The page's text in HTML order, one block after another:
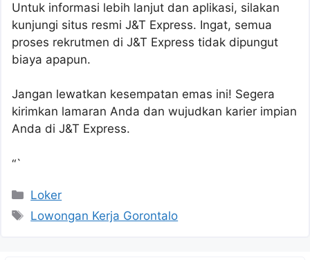
Untuk informasi lebih lanjut dan aplikasi, silakan
kunjungi situs resmi J&T Express. Ingat, semua
proses rekrutmen di J&T Express tidak dipungut
biaya apapun.
Jangan lewatkan kesempatan emas ini! Segera
kirimkan lamaran Anda dan wujudkan karier impian
Anda di J&T Express.
“`
Kategori
Loker
Tag
Lowongan Kerja Gorontalo